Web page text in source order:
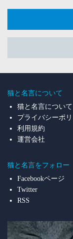
猫と名言について
猫と名言について
プライバシーポ
利用規約
運営会社
猫と名言をフォロー
Facebookページ
Twitter
RSS